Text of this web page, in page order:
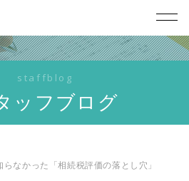
staffblog
ッフブログ
なかった「相続税評価の落とし穴」